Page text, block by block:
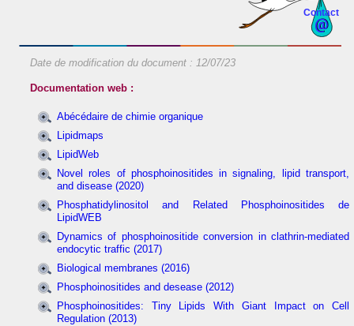
Contact
Date de modification du document : 12/07/23
Documentation web :
Abécédaire de chimie organique
Lipidmaps
LipidWeb
Novel roles of phosphoinositides in signaling, lipid transport,
and disease (2020)
Phosphatidylinositol and Related Phosphoinositides de
LipidWEB
Dynamics of phosphoinositide conversion in clathrin-mediated
endocytic traffic (2017)
Biological membranes (2016)
Phosphoinositides and desease (2012)
Phosphoinositides: Tiny Lipids With Giant Impact on Cell
Regulation (2013)